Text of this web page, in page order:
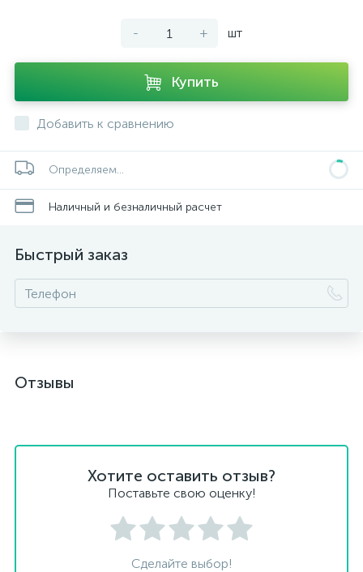
- + шт
Купить
Добавить к сравнению
Определяем...
Наличный и безналичный расчет
Быстрый заказ
Отзывы
Хотите оставить отзыв?
Поставьте свою оценку!
Сделайте выбор!